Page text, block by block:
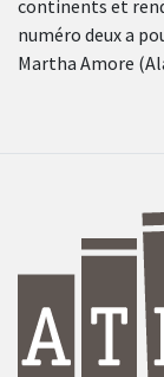
continents et
numéro deux a
Martha Amore